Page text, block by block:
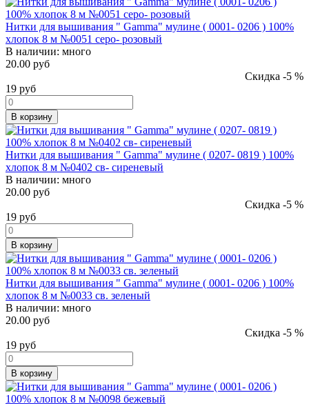
Нитки для вышивания " Gamma" мулине ( 0001- 0206 ) 100%
хлопок 8 м №0051 серо- розовый
В наличии: много
20.00 руб
Скидка -5 %
19 руб
В корзину
Нитки для вышивания " Gamma" мулине ( 0207- 0819 ) 100%
хлопок 8 м №0402 св- сиреневый
В наличии: много
20.00 руб
Скидка -5 %
19 руб
В корзину
Нитки для вышивания " Gamma" мулине ( 0001- 0206 ) 100%
хлопок 8 м №0033 св. зеленый
В наличии: много
20.00 руб
Скидка -5 %
19 руб
В корзину